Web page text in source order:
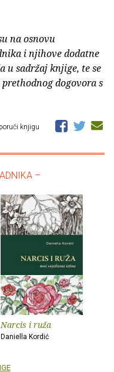
na osnovu
i njihove dodatne
u sadržaj knjige, te se
dogovora s
knjigu
–
Narcis i ruža
Daniella Kordić